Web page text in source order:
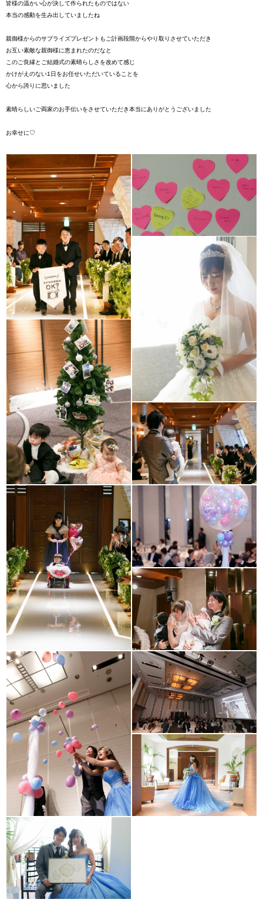
皆様の温かい心が決して作られたものではない
本当の感動を生み出していましたね
親御様からのサプライズプレゼントもご計画段階からやり取りさせていただき
お互い素敵な親御様に恵まれたのだなと
このご良縁とご結婚式の素晴らしさを改めて感じ
かけがえのない1日をお任せいただいていることを
心から誇りに思いました
素晴らしいご両家のお手伝いをさせていただき本当にありがとうございました
お幸せに♡